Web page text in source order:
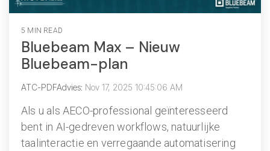
5 MIN READ
Bluebeam Max – Nieuw
Bluebeam-plan
ATC-PDFAdvies: Nov 17, 2025 10:45:06 AM
Als u als AECO-professional geïnteresseerd
bent in AI-gedreven workflows, natuurlijke
taalinteractie en verregaande automatisering